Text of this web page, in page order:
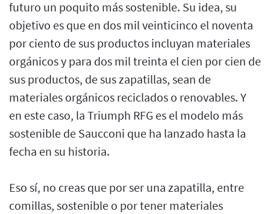
futuro un poquito más sostenible. Su idea, su
objetivo es que en dos mil veinticinco el noventa
por ciento de sus productos incluyan materiales
orgánicos y para dos mil treinta el cien por cien de
sus productos, de sus zapatillas, sean de
materiales orgánicos reciclados o renovables. Y
en este caso, la Triumph RFG es el modelo más
sostenible de Saucconi que ha lanzado hasta la
fecha en su historia.
Eso sí, no creas que por ser una zapatilla, entre
comillas, sostenible o por tener materiales